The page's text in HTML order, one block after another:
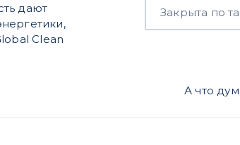
дают
Clean
Закрыта по
А что